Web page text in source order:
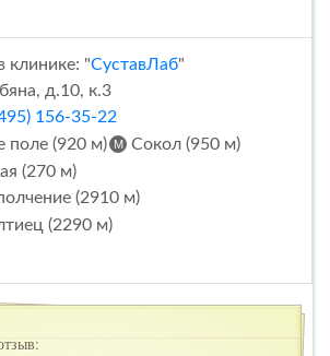
клинике: "СуставЛаб"
д.10, к.3
156-35-22
поле (920 м)
Сокол (950 м)
(270 м)
(2910 м)
(2290 м)